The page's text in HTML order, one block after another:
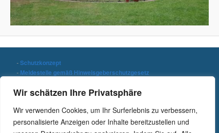
Wir schätzen Ihre Privatsphäre
Wir verwenden Cookies, um Ihr Surferlebnis zu verbessern,
personalisierte Anzeigen oder Inhalte bereitzustellen und
-Schutzkonzept
- Meldestelle gemäß Hinweisgeberschutzgesetz
-Impressum
Stichwort suchen
S